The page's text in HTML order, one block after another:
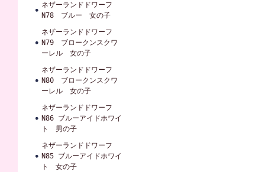
ネザーランドドワーフ
N78 ブルー 女の子
ネザーランドドワーフ
N79 ブロークンスクワ
ーレル 女の子
ネザーランドドワーフ
N80 ブロークンスクワ
ーレル 女の子
ネザーランドドワーフ
N86 ブルーアイドホワイ
ト 男の子
ネザーランドドワーフ
N85 ブルーアイドホワイ
ト 女の子